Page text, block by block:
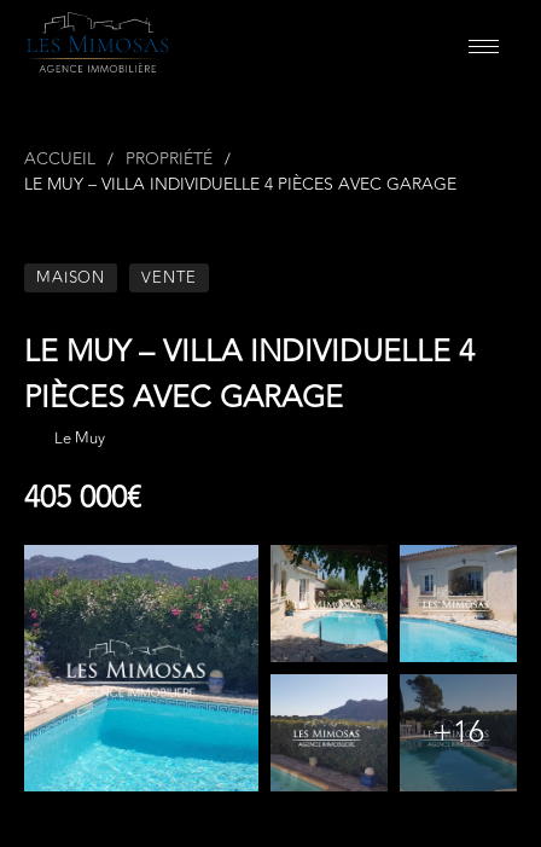
ACCUEIL
PROPRIÉTÉ
LE MUY – VILLA INDIVIDUELLE 4 PIÈCES AVEC GARAGE
MAISON VENTE
LE MUY – VILLA INDIVIDUELLE 4
PIÈCES AVEC GARAGE
Le Muy
405 000€
+16